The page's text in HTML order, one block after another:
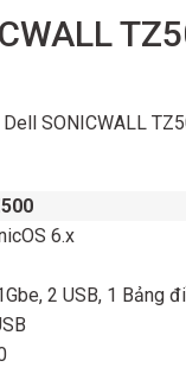
SONICWALL
6.x
2 USB, 1 Bảng